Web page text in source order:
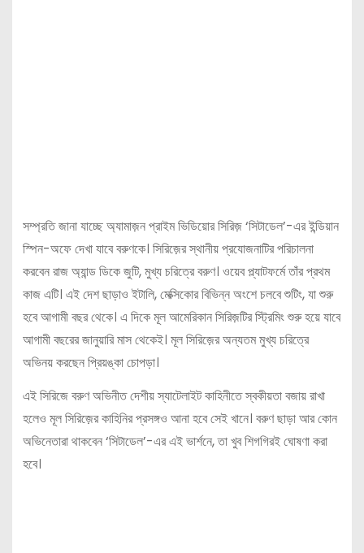
সম্প্রতি জানা যাচ্ছে অ্যামাজ়ন প্রাইম ভিডিয়োর সিরিজ় ‘সিটাডেল’-এর ইন্ডিয়ান
স্পিন-অফে দেখা যাবে বরুণকে। সিরিজ়ের স্থানীয় প্রযোজনাটির পরিচালনা
করবেন রাজ অ্যান্ড ডিকে জুটি, মুখ্য চরিত্রে বরুণ। ওয়েব প্ল্যাটফর্মে তাঁর প্রথম
কাজ এটি। এই দেশ ছাড়াও ইটালি, মেক্সিকোর বিভিন্ন অংশে চলবে শুটিং, যা শুরু
হবে আগামী বছর থেকে। এ দিকে মূল আমেরিকান সিরিজ়টির স্ট্রিমিং শুরু হয়ে যাবে
আগামী বছরের জানুয়ারি মাস থেকেই। মূল সিরিজ়ের অন্যতম মুখ্য চরিত্রে
অভিনয় করছেন প্রিয়ঙ্কা চোপড়া।
এই সিরিজে বরুণ অভিনীত দেশীয় স্যাটেলাইট কাহিনীতে স্বকীয়তা বজায় রাখা
হলেও মূল সিরিজ়ের কাহিনির প্রসঙ্গও আনা হবে সেই খানে। বরুণ ছাড়া আর কোন
অভিনেতারা থাকবেন ‘সিটাডেল’-এর এই ভার্শনে, তা খুব শিগগিরই ঘোষণা করা
হবে।